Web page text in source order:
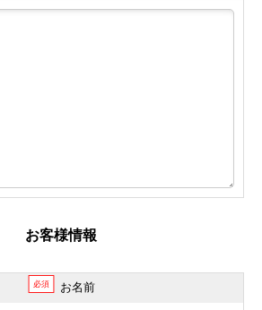
お客様情報
必須 お名前